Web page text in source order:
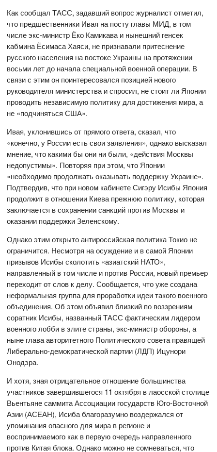
Как сообщал ТАСС, задавший вопрос журналист отметил,
что предшественники Ивая на посту главы МИД, в том
числе экс-министр Ёко Камикава и нынешний генсек
кабмина Ёсимаса Хаяси, не признавали притеснение
русского населения на востоке Украины на протяжении
восьми лет до начала специальной военной операции. В
связи с этим он поинтересовался позицией нового
руководителя министерства и спросил, не стоит ли Японии
проводить независимую политику для достижения мира, а
не «подчиняться США».
Ивая, уклонившись от прямого ответа, сказал, что
«конечно, у России есть свои заявления», однако высказал
мнение, что какими бы они ни были, «действия Москвы
недопустимы». Повторяя при этом, что Японии
«необходимо продолжать оказывать поддержку Украине».
Подтвердив, что при новом кабинете Сигэру Исибы Япония
продолжит в отношении Киева прежнюю политику, которая
заключается в сохранении санкций против Москвы и
оказании поддержки Зеленскому.
Однако этим открыто антироссийская политика Токио не
ограничится. Несмотря на осуждение и в самой Японии
призывов Исибы сколотить «азиатский НАТО»,
направленный в том числе и против России, новый премьер
переходит от слов к делу. Сообщается, что уже создана
неформальная группа для проработки идеи такого военного
объединения. Об этом объявил близкий по воззрениям
соратник Исибы, названный ТАСС фактическим лидером
военного лобби в элите страны, экс-министр обороны, а
ныне глава авторитетного Политического совета правящей
Либерально-демократической партии (ЛДП) Ицунори
Онодэра.
И хотя, зная отрицательное отношение большинства
участников завершившегося 11 октября в лаосской столице
Вьентьяне саммита Ассоциации государств Юго-Восточной
Азии (АСЕАН), Исиба благоразумно воздержался от
упоминания опасного для мира в регионе и
воспринимаемого как в первую очередь направленного
против Китая блока. Однако можно не сомневаться, что